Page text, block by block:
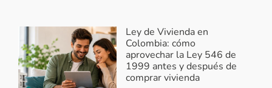
Vivendo.co-Respuesta Hebert Ortiz
Garcia
2021-07-31 09:40:04
Ley de Vivienda en
Colombia: cómo
aprovechar la Ley 546 de
1999 antes y después de
comprar vivienda